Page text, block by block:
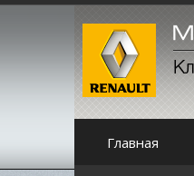
Главная